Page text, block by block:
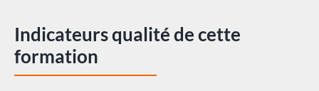
Indicateurs qualité de cette
formation